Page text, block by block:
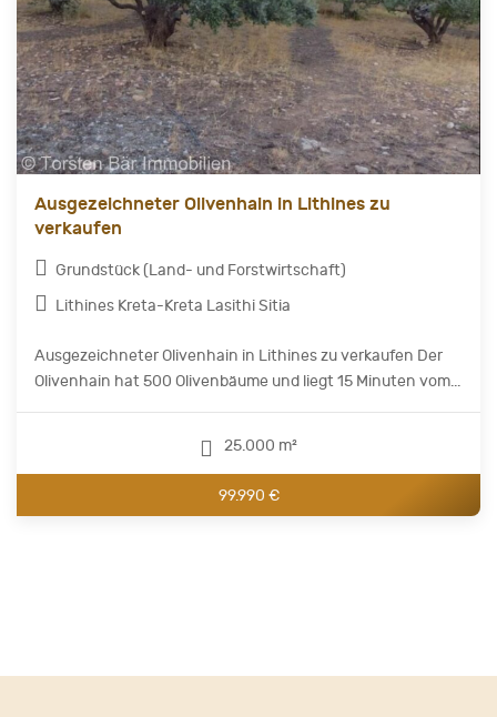
Ausgezeichneter Olivenhain in Lithines zu
verkaufen
Grundstück (Land- und Forstwirtschaft)
Lithines Kreta-Kreta Lasithi Sitia
Ausgezeichneter Olivenhain in Lithines zu verkaufen Der
Olivenhain hat 500 Olivenbäume und liegt 15 Minuten vom...
25.000 m²
99.990 €